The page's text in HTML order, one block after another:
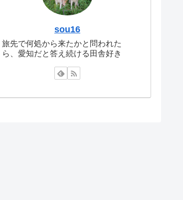
sou16
旅先で何処から来たかと問われた
ら、愛知だと答え続ける田舎好き